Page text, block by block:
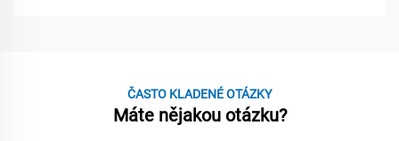
ČASTO KLADENÉ OTÁZKY
Máte nějakou otázku?